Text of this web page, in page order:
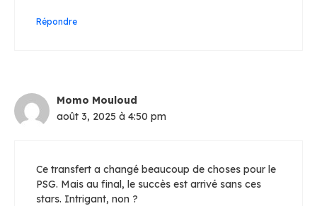
Répondre
Momo Mouloud
août 3, 2025 à 4:50 pm
Ce transfert a changé beaucoup de choses pour le
PSG. Mais au final, le succès est arrivé sans ces
stars. Intrigant, non ?